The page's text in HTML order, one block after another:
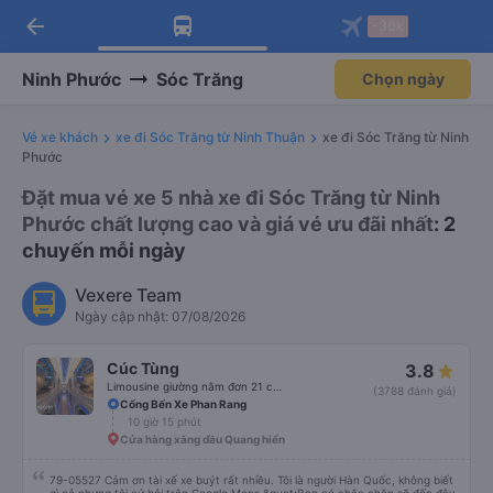
Tải app Vexere ngay!
Nhận ưu đãi thành viên độc
Mở app
Tải app Vexere
-30k/ghế khi đặt vé máy bay qua
Mở app
arrow_back
Ninh Phước Sóc Trăng Chọn ngày
Vé xe khách xe đi Sóc Trăng từ Ninh Thuận
xe đi Sóc Trăng từ Ninh
Phước
Đặt mua vé xe 5 nhà xe đi Sóc Trăng từ Ninh
Phước chất lượng cao và giá vé ưu đãi nhất: 2
chuyến mỗi ngày
Vexere Team
Ngày cập nhật: 07/08/2026
Cúc Tùng 3.8
(3788 đánh giá)
Cổng Bến Xe Phan Rang
10 giờ 15 phút
Cửa hàng xăng dầu Quang hiển
79-05527 Cảm ơn tài xế xe buýt rất nhiều. Tôi là người Hàn Quốc, không biết